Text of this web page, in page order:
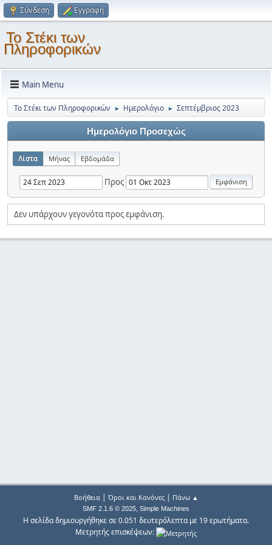
Σύνδεση Εγγραφή
Το Στέκι των
Πληροφορικών
Main Menu
Το Στέκι των Πληροφορικών ► Ημερολόγιο ► Σεπτέμβριος 2023
Ημερολόγιο Προσεχώς
Λίστα Μήνας Εβδομάδα
Προς
Δεν υπάρχουν γεγονότα προς εμφάνιση.
Βοήθεια| Όροι και Κανόνες| Πάνω ▲
SMF 2.1.6 © 2025, Simple Machines
Η σελίδα δημιουργήθηκε σε 0.051 δευτερόλεπτα με 19 ερωτήματα.
Μετρητής επισκέψεων: